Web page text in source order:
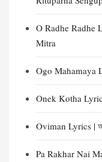
O Radhe Radhe
Mitra
Ogo Mahamaya
Onek Kotha
Oviman Lyrics |
Pa Rakhar Nai